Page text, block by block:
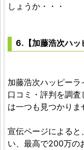
しょうか・・・
6.【加藤浩次ハッ
加藤浩次ハッピー
口コミ・評判を調
は一つも見つかりま
宣伝ページによる
い、最高で200万の